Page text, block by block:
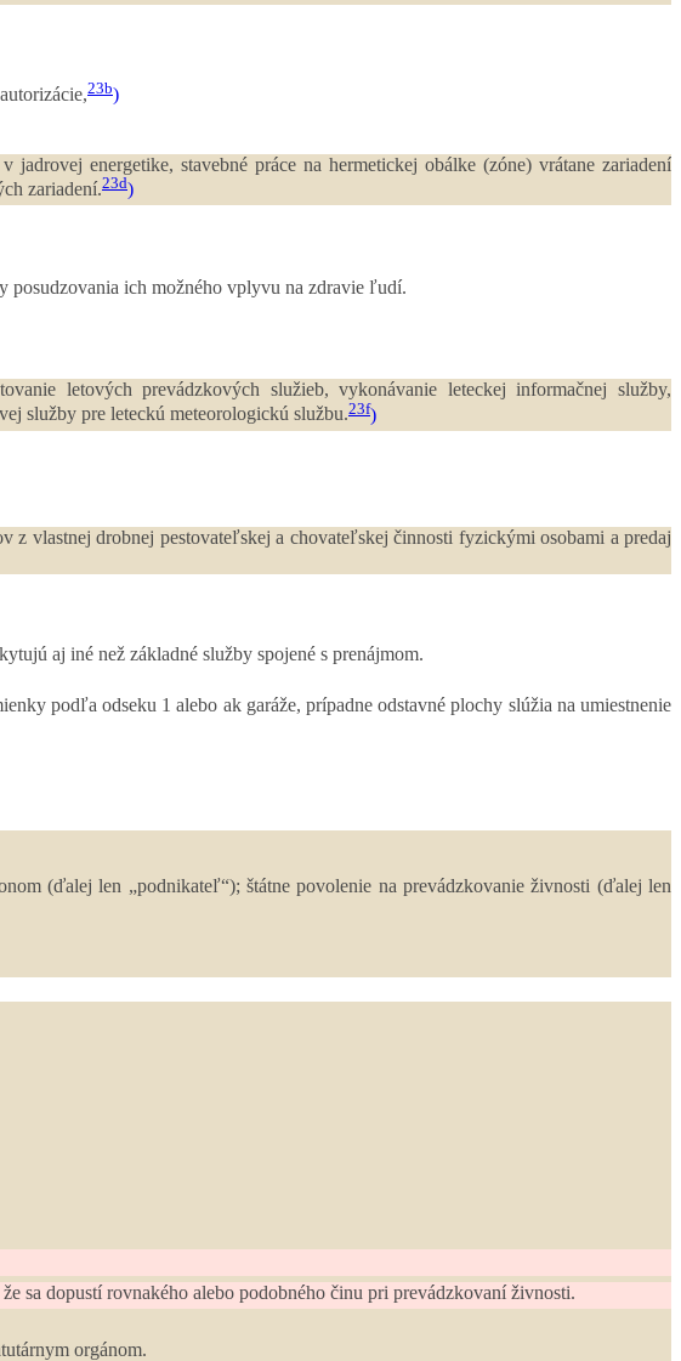
23b)
energetike, stavebné práce na hermetickej obálke (zóne) vrátane zariadení
zariadení.23d)
posudzovania ich možného vplyvu na zdravie ľudí.
letových prevádzkových služieb, vykonávanie leteckej informačnej služby,
služby pre leteckú meteorologickú službu.23f)
vlastnej drobnej pestovateľskej a chovateľskej činnosti fyzickými osobami a predaj
aj iné než základné služby spojené s prenájmom.
podľa odseku 1 alebo ak garáže, prípadne odstavné plochy slúžia na umiestnenie
(ďalej len „podnikateľ“); štátne povolenie na prevádzkovanie živnosti (ďalej len
sa dopustí rovnakého alebo podobného činu pri prevádzkovaní živnosti.
orgánom.